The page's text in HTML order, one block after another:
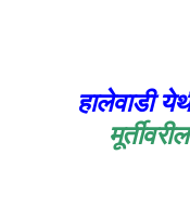
हालेवाडी